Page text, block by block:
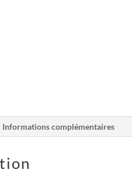
Informations complémentaires